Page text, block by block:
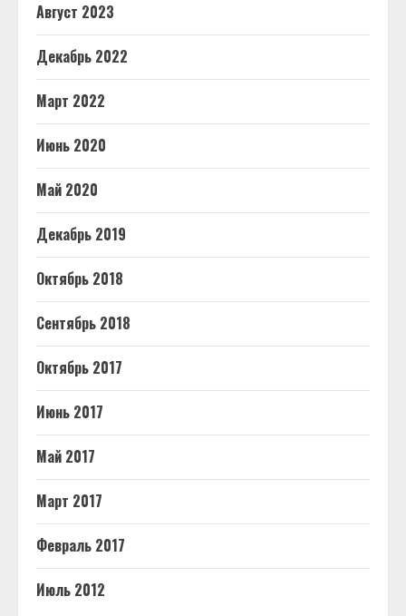
Август 2023
Декабрь 2022
Март 2022
Июнь 2020
Май 2020
Декабрь 2019
Октябрь 2018
Сентябрь 2018
Октябрь 2017
Июнь 2017
Май 2017
Март 2017
Февраль 2017
Июль 2012